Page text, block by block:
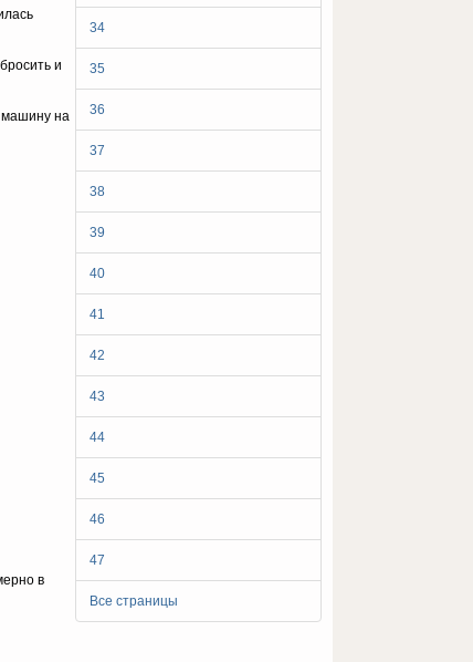
34
35
36
37
38
39
40
41
42
43
44
45
46
47
Все страницы
и
машину на
в